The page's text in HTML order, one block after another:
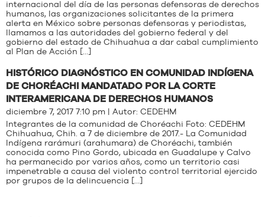
internacional del día de las personas defensoras de derechos
humanos, las organizaciones solicitantes de la primera
alerta en México sobre personas defensoras y periodistas,
llamamos a las autoridades del gobierno federal y del
gobierno del estado de Chihuahua a dar cabal cumplimiento
al Plan de Acción […]
HISTÓRICO DIAGNÓSTICO EN COMUNIDAD INDÍGENA
DE CHORÉACHI MANDATADO POR LA CORTE
INTERAMERICANA DE DERECHOS HUMANOS
diciembre 7, 2017 7:10 pm | Autor: CEDEHM
Integrantes de la comunidad de Choréachi Foto: CEDEHM
Chihuahua, Chih. a 7 de diciembre de 2017.- La Comunidad
Indígena rarámuri (arahumara) de Choréachi, también
conocida como Pino Gordo, ubicada en Guadalupe y Calvo
ha permanecido por varios años, como un territorio casi
impenetrable a causa del violento control territorial ejercido
por grupos de la delincuencia […]